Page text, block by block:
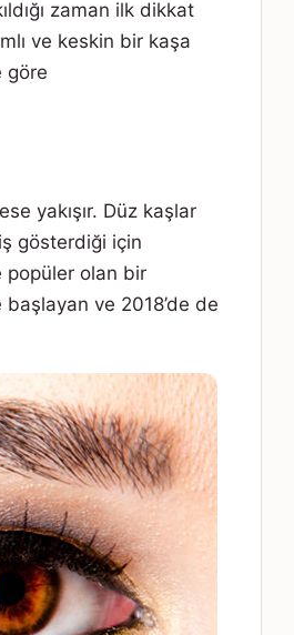
zaman ilk dikkat
ve keskin bir kaşa
göre
yakışır. Düz kaşlar
gösterdiği için
popüler olan bir
başlayan ve 2018’de de